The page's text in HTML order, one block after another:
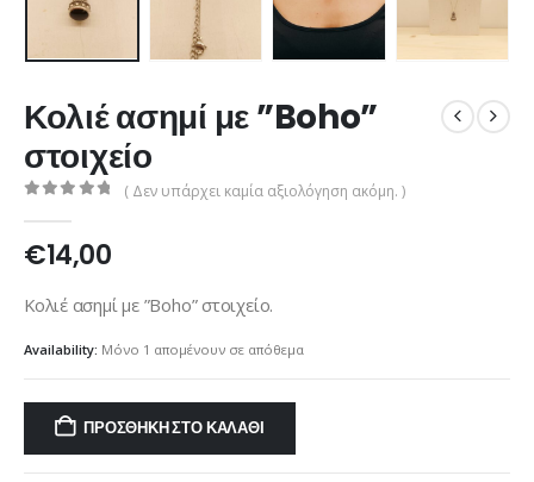
Κολιέ ασημί με ”Boho”
στοιχείο
( Δεν υπάρχει καμία αξιολόγηση ακόμη. )
€14,00
Κολιέ ασημί με ”Boho” στοιχείο.
Availability: Μόνο 1 απομένουν σε απόθεμα
ΠΡΟΣΘΉΚΗ ΣΤΟ ΚΑΛΆΘΙ